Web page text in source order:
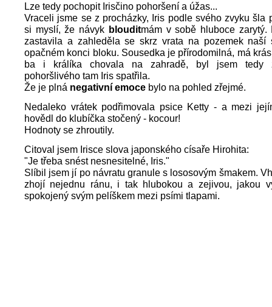
Lze tedy pochopit Irisčino pohoršení a úžas...
Vraceli jsme se z procházky, Iris podle svého zvyku šla
si myslí, že návyk blouditmám v sobě hluboce zarytý.
zastavila a zahleděla se skrz vrata na pozemek naší
opačném konci bloku. Sousedka je přírodomilná, má
ba i králíka chovala na zahradě, byl jsem tedy
pohoršlivého tam Iris spatřila.
Že je plná negativní emoce bylo na pohled zřejmé.
Nedaleko vrátek podřimovala psice Ketty - a mezi
hovědl do klubíčka stočený - kocour!
Hodnoty se zhroutily.
Citoval jsem Irisce slova japonského císaře Hirohita:
"Je třeba snést nesnesitelné, Iris."
Slíbil jsem jí po návratu granule s lososovým šmakem.
zhojí nejednu ránu, i tak hlubokou a zejivou, jakou
spokojený svým pelíškem mezi psími tlapami.